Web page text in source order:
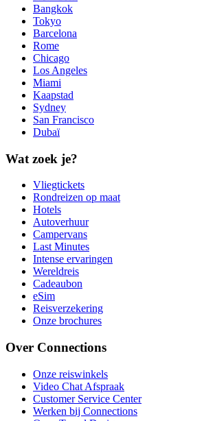
Bangkok
Tokyo
Barcelona
Rome
Chicago
Los Angeles
Miami
Kaapstad
Sydney
San Francisco
Dubaï
Wat zoek je?
Vliegtickets
Rondreizen op maat
Hotels
Autoverhuur
Campervans
Last Minutes
Intense ervaringen
Wereldreis
Cadeaubon
eSim
Reisverzekering
Onze brochures
Over Connections
Onze reiswinkels
Video Chat Afspraak
Customer Service Center
Werken bij Connections